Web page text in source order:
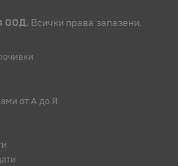
ООД. Всички права запазени.
от А до Я